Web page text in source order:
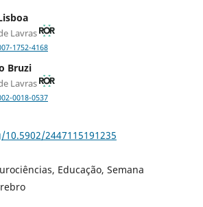
Lavras
1752-4168
Bruzi
Lavras
0018-0537
2447115191235
Educação, Semana